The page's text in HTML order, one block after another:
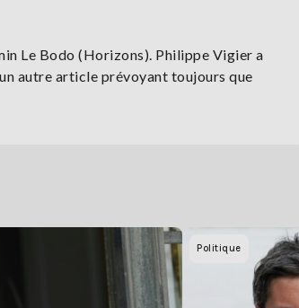
Le Bodo (Horizons). Philippe Vigier a
autre article prévoyant toujours que
Politique